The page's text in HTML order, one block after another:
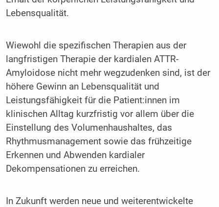
Lebensqualität.
Wiewohl die spezifischen Therapien aus der
langfristigen Therapie der kardialen ATTR-
Amyloidose nicht mehr wegzudenken sind, ist der
höhere Gewinn an Lebensqualität und
Leistungsfähigkeit für die Patient:innen im
klinischen Alltag kurzfristig vor allem über die
Einstellung des Volumenhaushaltes, das
Rhythmusmanagement sowie das frühzeitige
Erkennen und Abwenden kardialer
Dekompensationen zu erreichen.
In Zukunft werden neue und weiterentwickelte